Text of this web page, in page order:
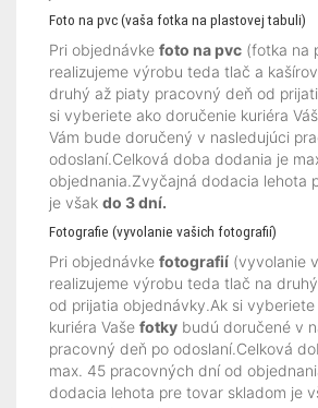
Foto na pvc (vaša fotka na plastovej tabuli)
Pri objednávke foto na pvc (fotka na
realizujeme výrobu teda tlač a
druhý až piaty pracovný deň od
si vyberiete ako doručenie kuriéra Váš
Vám bude doručený v nasledujúci
odoslaní.Celková doba dodania je
objednania.Zvyčajná dodacia lehota
je však do 3 dní.
Fotografie (vyvolanie vašich fotografií)
Pri objednávke fotografií (vyvolanie
realizujeme výrobu teda tlač na
od prijatia objednávky.Ak si
kuriéra Vaše fotky budú doručené v
pracovný deň po odoslaní.Celková
max. 45 pracovných dní od
dodacia lehota pre tovar skladom je